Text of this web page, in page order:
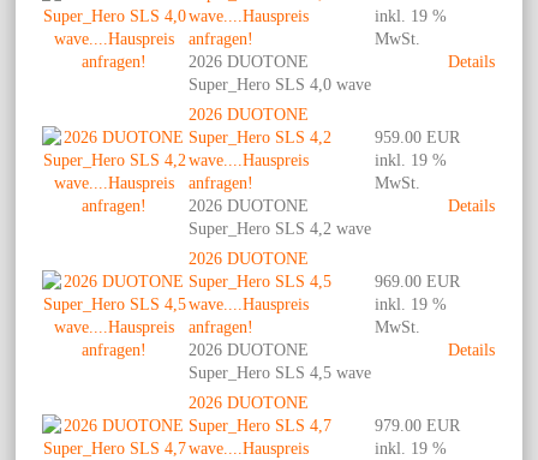
wave....Hauspreis
anfragen!
2026 DUOTONE
Super_Hero SLS 4,0 wave
inkl. 19 %
MwSt.
Details
2026 DUOTONE
Super_Hero SLS 4,2
wave....Hauspreis
anfragen!
2026 DUOTONE
Super_Hero SLS 4,2 wave
959.00 EUR
inkl. 19 %
MwSt.
Details
2026 DUOTONE
Super_Hero SLS 4,5
wave....Hauspreis
anfragen!
2026 DUOTONE
Super_Hero SLS 4,5 wave
969.00 EUR
inkl. 19 %
MwSt.
Details
2026 DUOTONE
Super_Hero SLS 4,7
wave....Hauspreis
979.00 EUR
inkl. 19 %